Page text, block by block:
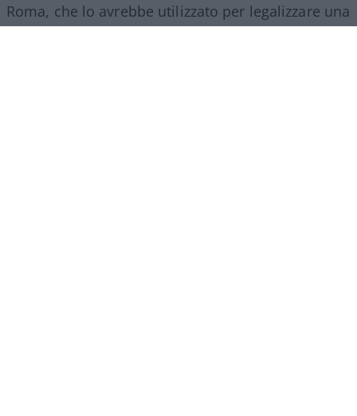
Roma, che lo avrebbe utilizzato per legalizzare una
vergognosa occupazione abusiva.